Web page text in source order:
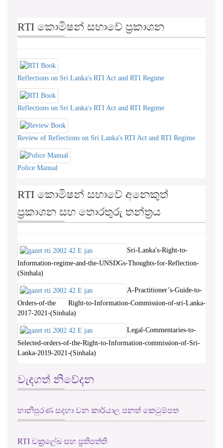
RTI කොමිෂන් සභාවේ ප්‍රකාශන
Reflections on Sri Lanka's RTI Act and RTI Regime
Reflections on Sri Lanka's RTI Act and RTI Regime
Review of Reflections on Sri Lanka's RTI Act and RTI Regime
Police Manual
RTI කොමිෂන් සභාවේ අනෙකුත්
ප්‍රකාශන සහ තොරතුරු තන්ත්‍රය
Sri-Lanka's-Right-to-
Information-regime-and-the-UNSDGs-Thoughts-for-Reflection-
(Sinhala)
A-Practitioner’s-Guide-to-
Orders-of-the Right-to-Information-Commission-of-sri-Lanka-
2017-2021-(Sinhala)
Legal-Commentaries-to-
Selected-orders-of-the-Right-to-Information-commission-of-Sri-
Lanka-2019-2021-(Sinhala)
වැදගත් නිවේදන
හානිපුරණ සදහා වන කාර්යාල පනත් කෙටුම්පත
RTI චක්‍රලේඛ සහ ප්‍රතිපත්ති